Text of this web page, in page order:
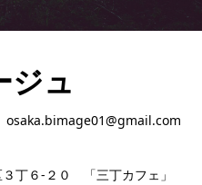
ジュ
丁６-２０ 「三丁カフェ」